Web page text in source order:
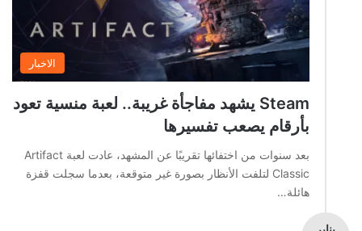
الاخبار
Steam يشهد مفاجأة غريبة.. لعبة منسية تعود
بأرقام يصعب تفسيرها
بعد سنوات من اختفائها تقريبًا عن المشهد، عادت لعبة Artifact
Classic لتلفت الأنظار بصورة غير متوقعة، بعدما سجلت قفزة
هائلة…